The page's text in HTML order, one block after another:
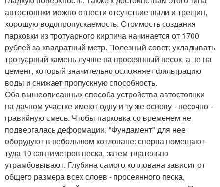
автостоянки можно отнести отсутствие пыли и трещин,
хорошую водопропускаемость. Стоимость создания
парковки из тротуарного кирпича начинается от 1700
рублей за квадратный метр. Полезный совет: укладывать
тротуарный камень лучше на просеянный песок, а не на
цемент, который значительно осложняет фильтрацию
воды и снижает пропускную способность.
Оба вышеописанных способа устройства автостоянки
на дачном участке имеют одну и ту же основу - песочно -
гравийную смесь. Чтобы парковка со временем не
подвергалась деформации, "Фундамент" для нее
оборудуют в небольшом котловане: сперва помещают
туда 10 сантиметров песка, затем тщательно
утрамбовывают. Глубина самого котлована зависит от
общего размера всех слоев - просеянного песка,